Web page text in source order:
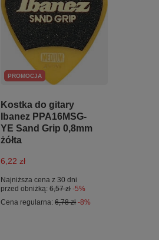
PROMOCJA
Kostka do gitary
Ibanez PPA16MSG-
YE Sand Grip 0,8mm
żółta
6,22 zł
Najniższa cena z 30 dni
przed obniżką:6,57 zł -5%
Cena regularna:6,78 zł -8%